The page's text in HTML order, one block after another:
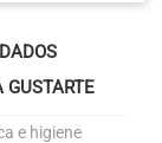
GUSTARTE
e higiene